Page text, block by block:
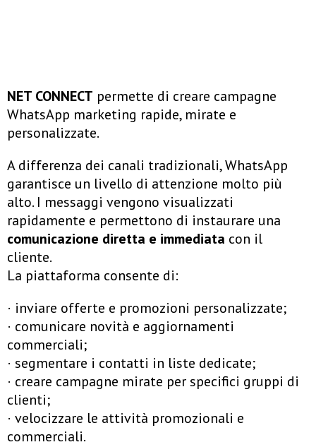
NET CONNECT permette di creare campagne
WhatsApp marketing rapide, mirate e
personalizzate.
A differenza dei canali tradizionali, WhatsApp
garantisce un livello di attenzione molto più
alto. I messaggi vengono visualizzati
rapidamente e permettono di instaurare una
comunicazione diretta e immediata con il
cliente.
La piattaforma consente di:
· inviare offerte e promozioni personalizzate;
· comunicare novità e aggiornamenti
commerciali;
· segmentare i contatti in liste dedicate;
· creare campagne mirate per specifici gruppi di
clienti;
· velocizzare le attività promozionali e
commerciali.